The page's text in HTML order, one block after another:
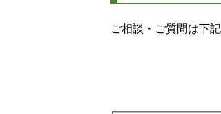
ご相談・ご質問は下